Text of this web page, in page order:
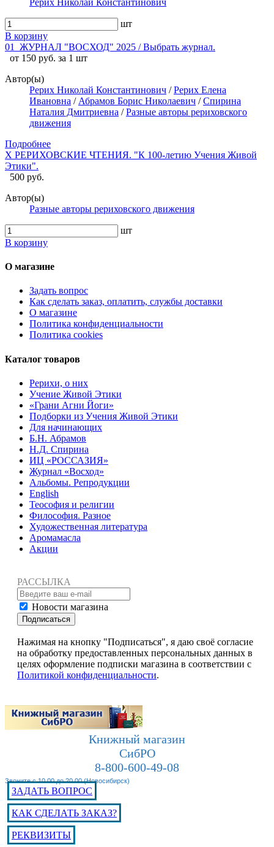
шт
В корзину
01_ЖУРНАЛ "ВОСХОД" 2025 / Выбрать журнал.
от 150 руб. за 1 шт
Автор(ы)
Рерих Николай Константинович /Рерих Елена
Ивановна / Абрамов Борис Николаевич /Спирина
Наталия Дмитриевна /Разные авторы рериховского
движения
Подробнее
X РЕРИХОВСКИЕ ЧТЕНИЯ. "К 100-летию Учения Живой
Этики".
500 руб.
Автор(ы)
Разные авторы рериховского движения
шт
В корзину
О магазине
Задать вопрос
Как сделать заказ, оплатить, службы доставки
О магазине
Политика конфиденциальности
Политика cookies
Каталог товаров
Рерихи, о них
Учение Живой Этики
«Грани Агни Йоги»
Подборки из Учения Живой Этики
Для начинающих
Б.Н. Абрамов
Н.Д. Спирина
ИЦ «РОССАЗИЯ»
Журнал «Восход»
Альбомы. Репродукции
English
Теософия и религии
Философия. Разное
Художественная литература
Аромамасла
Акции
РАССЫЛКА
Новости магазина
Подписаться
Нажимая на кнопку "Подписаться", я даю своё согласие
на обработку предоставленных персональных данных в
целях оформление подписки магазина в соответствии с
Политикой конфиденциальности.
Книжный магазин
СибРО
8-800-600-49-08
Звоните с 10.00 до 20.00 (Новосибирск)
ЗАДАТЬ ВОПРОС
КАК СДЕЛАТЬ ЗАКАЗ?
РЕКВИЗИТЫ